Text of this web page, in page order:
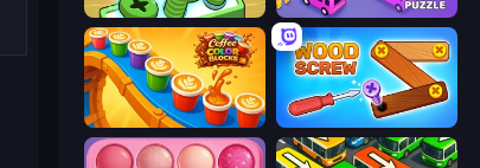
Screw Out: Bolts and Nuts Car OUT! Jam Parking Puzzle
Coffee Color Blocks Wood Screw: Bolts Puzzle